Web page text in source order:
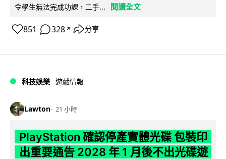
令學生無法完成功課，二手...
閱讀全文
851 328 ↗ 分享
科技娛樂 遊戲情報
Lawton 21 小時
PlayStation 確認停產實體光碟 包裝印
出重要通告 2028 年 1 月後不出光碟遊